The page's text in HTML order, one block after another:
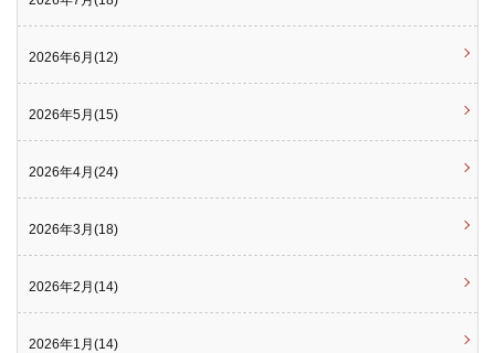
2026年6月(12)
2026年5月(15)
2026年4月(24)
2026年3月(18)
2026年2月(14)
2026年1月(14)